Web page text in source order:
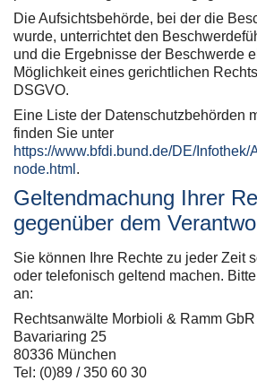
Die Aufsichtsbehörde, bei der die
wurde, unterrichtet den
und die Ergebnisse der Beschwerde
Möglichkeit eines gerichtlichen
DSGVO.
Eine Liste der Datenschutzbehörden
finden Sie unter
https://www.bfdi.bund.de/DE/
node.html .
Geltendmachung Ihrer
gegenüber dem
Sie können Ihre Rechte zu jeder Zeit
oder telefonisch geltend machen.
an:
Rechtsanwälte Morbioli & Ramm GbR
Bavariaring 25
80336 München
Tel: (0)89 / 350 60 30